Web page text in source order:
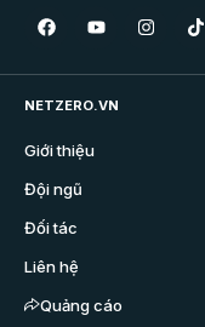
NETZERO.VN
Giới thiệu
Đội ngũ
Đối tác
Liên hệ
Quảng cáo